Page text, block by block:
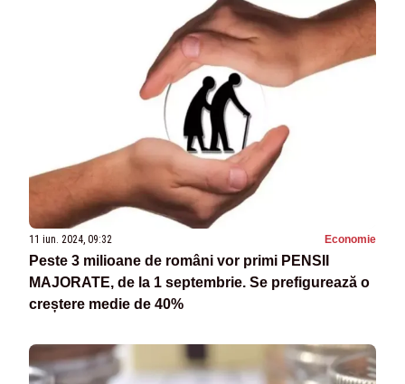
11 iun. 2024, 09:32 Economie
Peste 3 milioane de români vor primi PENSII
MAJORATE, de la 1 septembrie. Se prefigurează o
creștere medie de 40%